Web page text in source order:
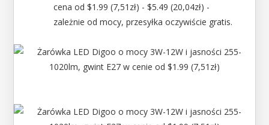
cena od $1.99 (7,51zł) - $5.49 (20,04zł) -
zależnie od mocy, przesyłka oczywiście gratis.